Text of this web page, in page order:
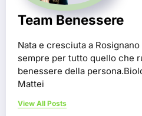
Team Benessere
Nata e cresciuta a
sempre per tutto quello che
benessere della
Mattei
View All Posts